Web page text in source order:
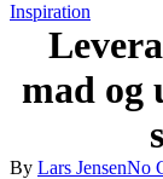
Inspiration
mad og
By Lars JensenNo